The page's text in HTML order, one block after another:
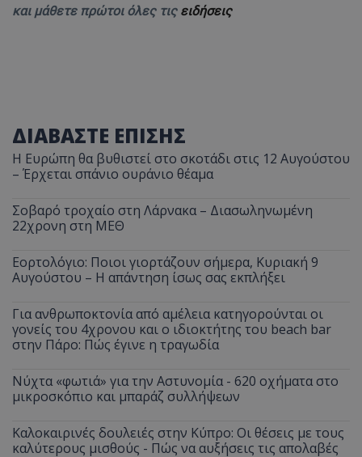
και μάθετε πρώτοι όλες τις ειδήσεις
ΔΙΑΒΑΣΤΕ ΕΠΙΣΗΣ
Η Ευρώπη θα βυθιστεί στο σκοτάδι στις 12 Αυγούστου
– Έρχεται σπάνιο ουράνιο θέαμα
Σοβαρό τροχαίο στη Λάρνακα – Διασωληνωμένη
22χρονη στη ΜΕΘ
Εορτολόγιο: Ποιοι γιορτάζουν σήμερα, Κυριακή 9
Αυγούστου – Η απάντηση ίσως σας εκπλήξει
Για ανθρωποκτονία από αμέλεια κατηγορούνται οι
γονείς του 4χρονου και ο ιδιοκτήτης του beach bar
στην Πάρο: Πώς έγινε η τραγωδία
Νύχτα «φωτιά» για την Αστυνομία - 620 οχήματα στο
μικροσκόπιο και μπαράζ συλλήψεων
Καλοκαιρινές δουλειές στην Κύπρο: Οι θέσεις με τους
καλύτερους μισθούς - Πώς να αυξήσεις τις απολαβές